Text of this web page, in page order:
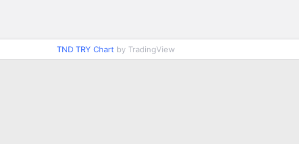
TND TRY Chart by TradingView